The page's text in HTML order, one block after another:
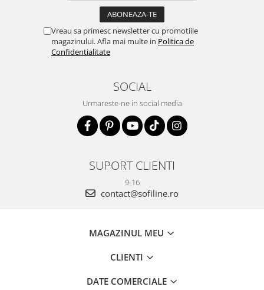
Vreau sa primesc newsletter cu promotiile
magazinului. Afla mai multe in Politica de
Confidentialitate
SOCIAL
Urmareste-ne in social media
SUPORT CLIENTI
9-16
contact@sofiline.ro
MAGAZINUL MEU
CLIENTI
DATE COMERCIALE